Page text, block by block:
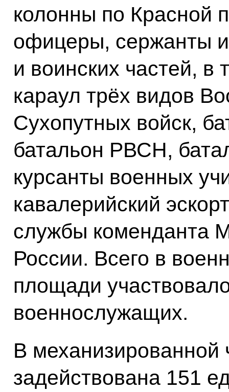
колонны по Красной
офицеры, сержанты
и воинских частей, в
караул трёх видов
Сухопутных войск,
батальон РВСН,
курсанты военных
кавалерийский
службы коменданта
России. Всего в
площади
военнослужащих.
В
задействована 151